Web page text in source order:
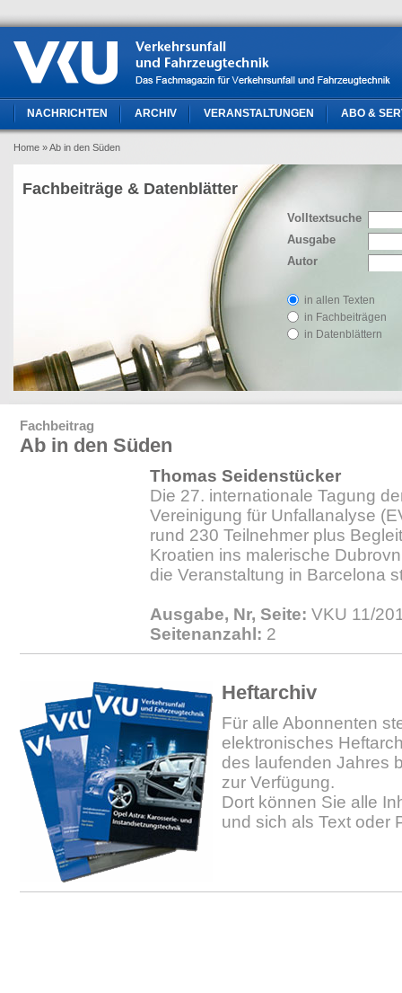
NACHRICHTEN ARCHIV VERANSTALTUNGEN ABO &
Home » Ab in den Süden
Volltextsuche
Ausgabe
Autor
in allen Texten
in Fachbeiträgen
in Datenblättern
Fachbeiträge & Datenblätter
Fachbeitrag
Ab in den Süden
Thomas Seidenstücker
Die 27. internationale Tagung
Vereinigung für Unfallanalyse
rund 230 Teilnehmer plus
Kroatien ins malerische
die Veranstaltung in Barcelona
Ausgabe, Nr, Seite: VKU 11/
Seitenanzahl: 2
Heftarchiv
Für alle Abonnenten
elektronisches
des laufenden Jahres
zur Verfügung.
Dort können Sie alle
und sich als Text oder